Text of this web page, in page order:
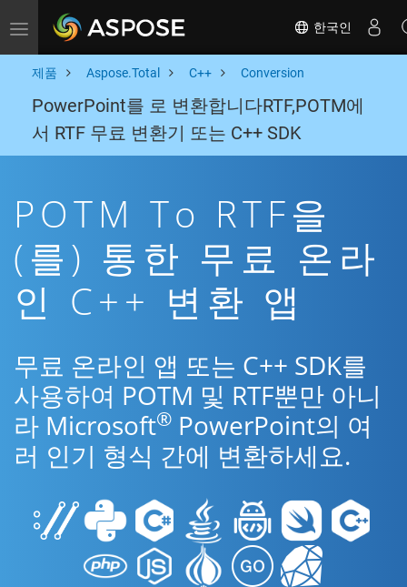
Toggle navigation 한국인
제품 Aspose.Total C++ Conversion
PowerPoint를 로 변환합니다RTF,POTM에
서 RTF 무료 변환기 또는 C++ SDK
POTM To RTF을
(를) 통한 무료 온라
인 C++ 변환 앱
무료 온라인 앱 또는 C++ SDK를
사용하여 POTM 및 RTF뿐만 아니
라 Microsoft® PowerPoint의 여
러 인기 형식 간에 변환하세요.